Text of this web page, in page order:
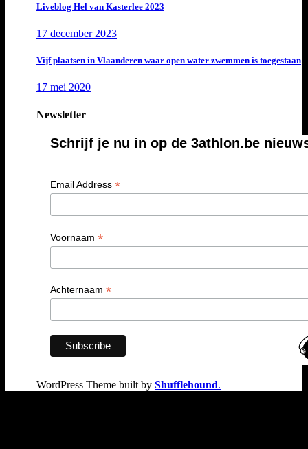
Liveblog Hel van Kasterlee 2023
17 december 2023
Vijf plaatsen in Vlaanderen waar open water zwemmen is toegestaan
17 mei 2020
Newsletter
Schrijf je nu in op de 3athlon.be
Email Address *
Voornaam *
Achternaam *
WordPress Theme built by Shufflehound.